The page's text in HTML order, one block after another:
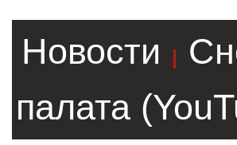
Новости |
палата